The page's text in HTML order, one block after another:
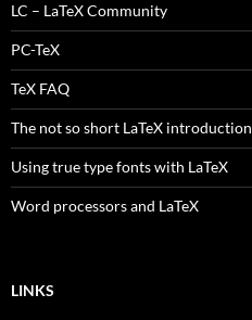
LC – LaTeX Community
PC-TeX
TeX FAQ
The not so short LaTeX introduction
Using true type fonts with LaTeX
Word processors and LaTeX
LINKS